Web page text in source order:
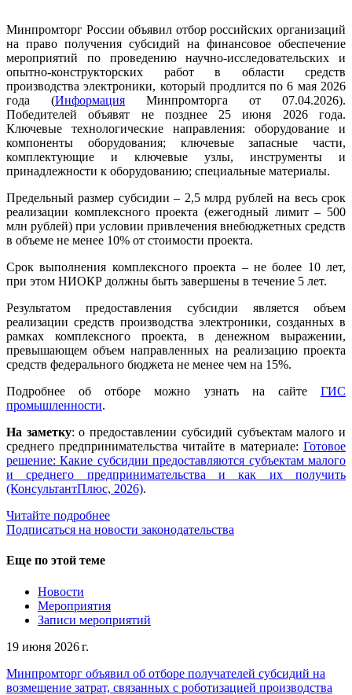
Минпромторг России объявил отбор российских организаций
на право получения субсидий на финансовое обеспечение
мероприятий по проведению научно-исследовательских и
опытно-конструкторских работ в области средств
производства электроники, который продлится по 6 мая 2026
года (Информация Минпромторга от 07.04.2026).
Победителей объявят не позднее 25 июня 2026 года.
Ключевые технологические направления: оборудование и
компоненты оборудования; ключевые запасные части,
комплектующие и ключевые узлы, инструменты и
принадлежности к оборудованию; специальные материалы.
Предельный размер субсидии – 2,5 млрд рублей на весь срок
реализации комплексного проекта (ежегодный лимит – 500
млн рублей) при условии привлечения внебюджетных средств
в объеме не менее 10% от стоимости проекта.
Срок выполнения комплексного проекта – не более 10 лет,
при этом НИОКР должны быть завершены в течение 5 лет.
Результатом предоставления субсидии является объем
реализации средств производства электроники, созданных в
рамках комплексного проекта, в денежном выражении,
превышающем объем направленных на реализацию проекта
средств федерального бюджета не менее чем на 15%.
Подробнее об отборе можно узнать на сайте ГИС
промышленности.
На заметку: о предоставлении субсидий субъектам малого и
среднего предпринимательства читайте в материале: Готовое
решение: Какие субсидии предоставляются субъектам малого
и среднего предпринимательства и как их получить
(КонсультантПлюс, 2026).
Читайте подробнее
Подписаться на новости законодательства
Еще по этой теме
Новости
Мероприятия
Записи мероприятий
19 июня 2026 г.
Минпромторг объявил об отборе получателей субсидий на
возмещение затрат, связанных с роботизацией производства